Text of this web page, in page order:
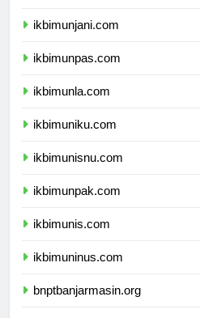
ikbimunjani.com
ikbimunpas.com
ikbimunla.com
ikbimuniku.com
ikbimunisnu.com
ikbimunpak.com
ikbimunis.com
ikbimuninus.com
bnptbanjarmasin.org